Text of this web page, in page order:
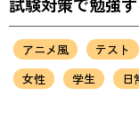
アニメ風 テスト
女性
学生 日